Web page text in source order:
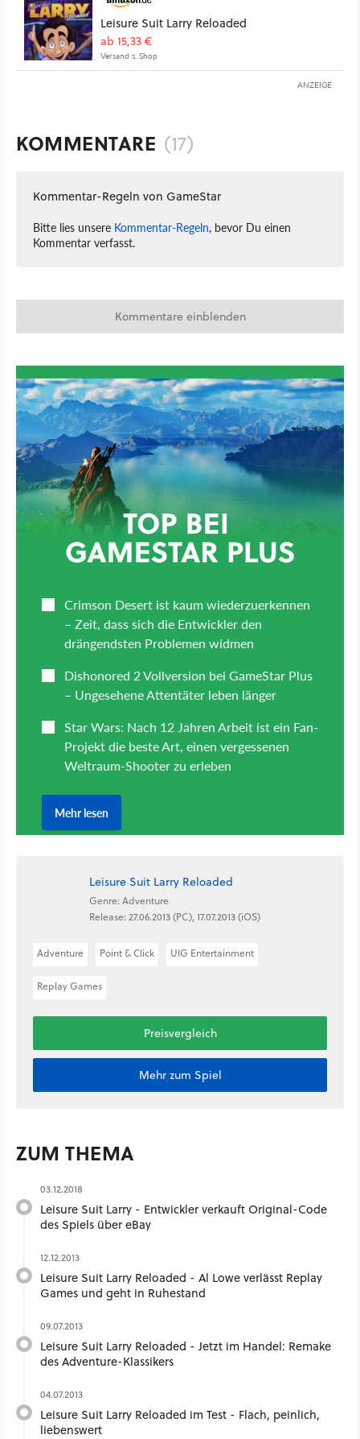
Leisure Suit Larry Reloaded
ab 15,33 €
Versand s. Shop
ANZEIGE
KOMMENTARE (17)
Kommentar-Regeln von GameStar
Bitte lies unsere Kommentar-Regeln, bevor Du einen
Kommentar verfasst.
Kommentare einblenden
Leisure Suit Larry Reloaded
Genre: Adventure
Release: 27.06.2013 (PC), 17.07.2013 (iOS)
Adventure Point & Click UIG Entertainment
Replay Games
Preisvergleich
Mehr zum Spiel
ZUM THEMA
03.12.2018
Leisure Suit Larry - Entwickler verkauft Original-Code
des Spiels über eBay
12.12.2013
Leisure Suit Larry Reloaded - Al Lowe verlässt Replay
Games und geht in Ruhestand
09.07.2013
Leisure Suit Larry Reloaded - Jetzt im Handel: Remake
des Adventure-Klassikers
04.07.2013
Leisure Suit Larry Reloaded im Test - Flach, peinlich,
liebenswert